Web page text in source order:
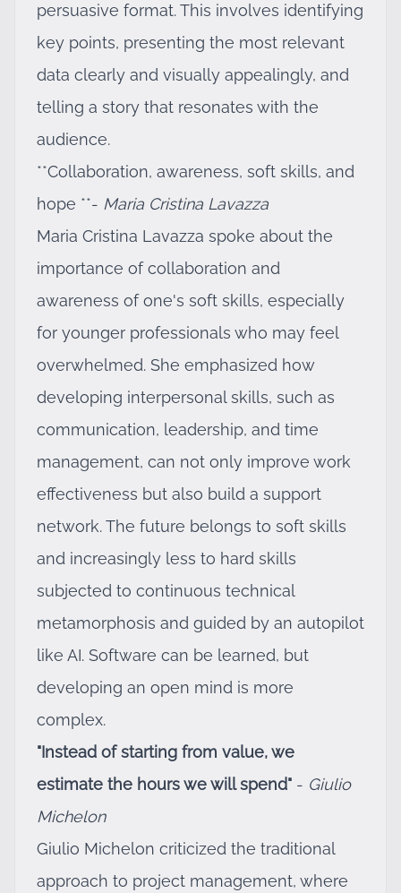
persuasive format. This involves identifying
key points, presenting the most relevant
data clearly and visually appealingly, and
telling a story that resonates with the
audience.
**Collaboration, awareness, soft skills, and
hope **- Maria Cristina Lavazza
Maria Cristina Lavazza spoke about the
importance of collaboration and
awareness of one's soft skills, especially
for younger professionals who may feel
overwhelmed. She emphasized how
developing interpersonal skills, such as
communication, leadership, and time
management, can not only improve work
effectiveness but also build a support
network. The future belongs to soft skills
and increasingly less to hard skills
subjected to continuous technical
metamorphosis and guided by an autopilot
like AI. Software can be learned, but
developing an open mind is more
complex.
"Instead of starting from value, we
estimate the hours we will spend" - Giulio
Michelon
Giulio Michelon criticized the traditional
approach to project management, where